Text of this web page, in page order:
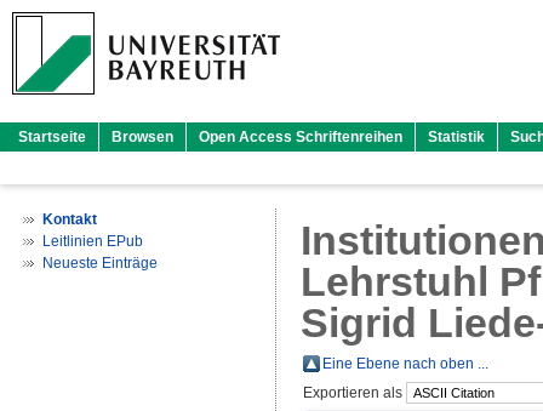
Startseite Browsen Open Access Schriftenreihen Statistik
Kontakt
Leitlinien EPub
Neueste Einträge
Lehrstuhl
Sigrid
Eine Ebene nach oben ...
Exportieren als